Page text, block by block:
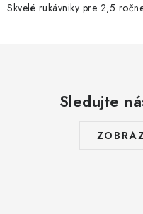
Skvelé rukávniky pre 2,5
Sledujte